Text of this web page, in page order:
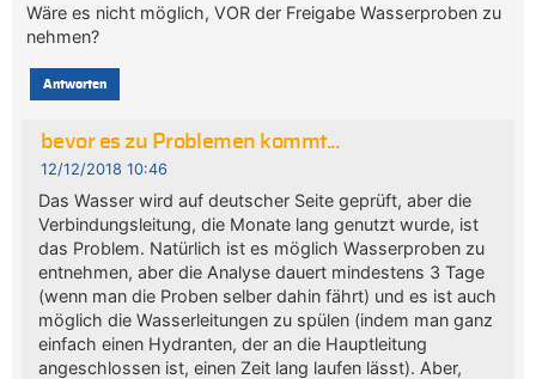
Wäre es nicht möglich, VOR der Freigabe Wasserproben zu
nehmen?
Antworten
bevor es zu Problemen kommt...
12/12/2018 10:46
Das Wasser wird auf deutscher Seite geprüft, aber die
Verbindungsleitung, die Monate lang genutzt wurde, ist
das Problem. Natürlich ist es möglich Wasserproben zu
entnehmen, aber die Analyse dauert mindestens 3 Tage
(wenn man die Proben selber dahin fährt) und es ist auch
möglich die Wasserleitungen zu spülen (indem man ganz
einfach einen Hydranten, der an die Hauptleitung
angeschlossen ist, einen Zeit lang laufen lässt). Aber,